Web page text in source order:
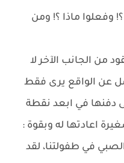
وفعلوا ماذا ؟! ومن
من الجانب الآخر لا
عن الواقع يرى فقط
دفنها في ابعد نقطة
اعادتها له وبقوة :
في طفولتنا، لقد